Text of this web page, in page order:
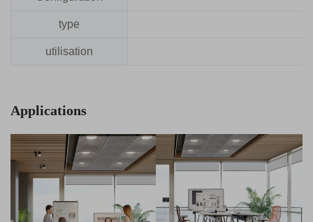
type
utilisation
Applications